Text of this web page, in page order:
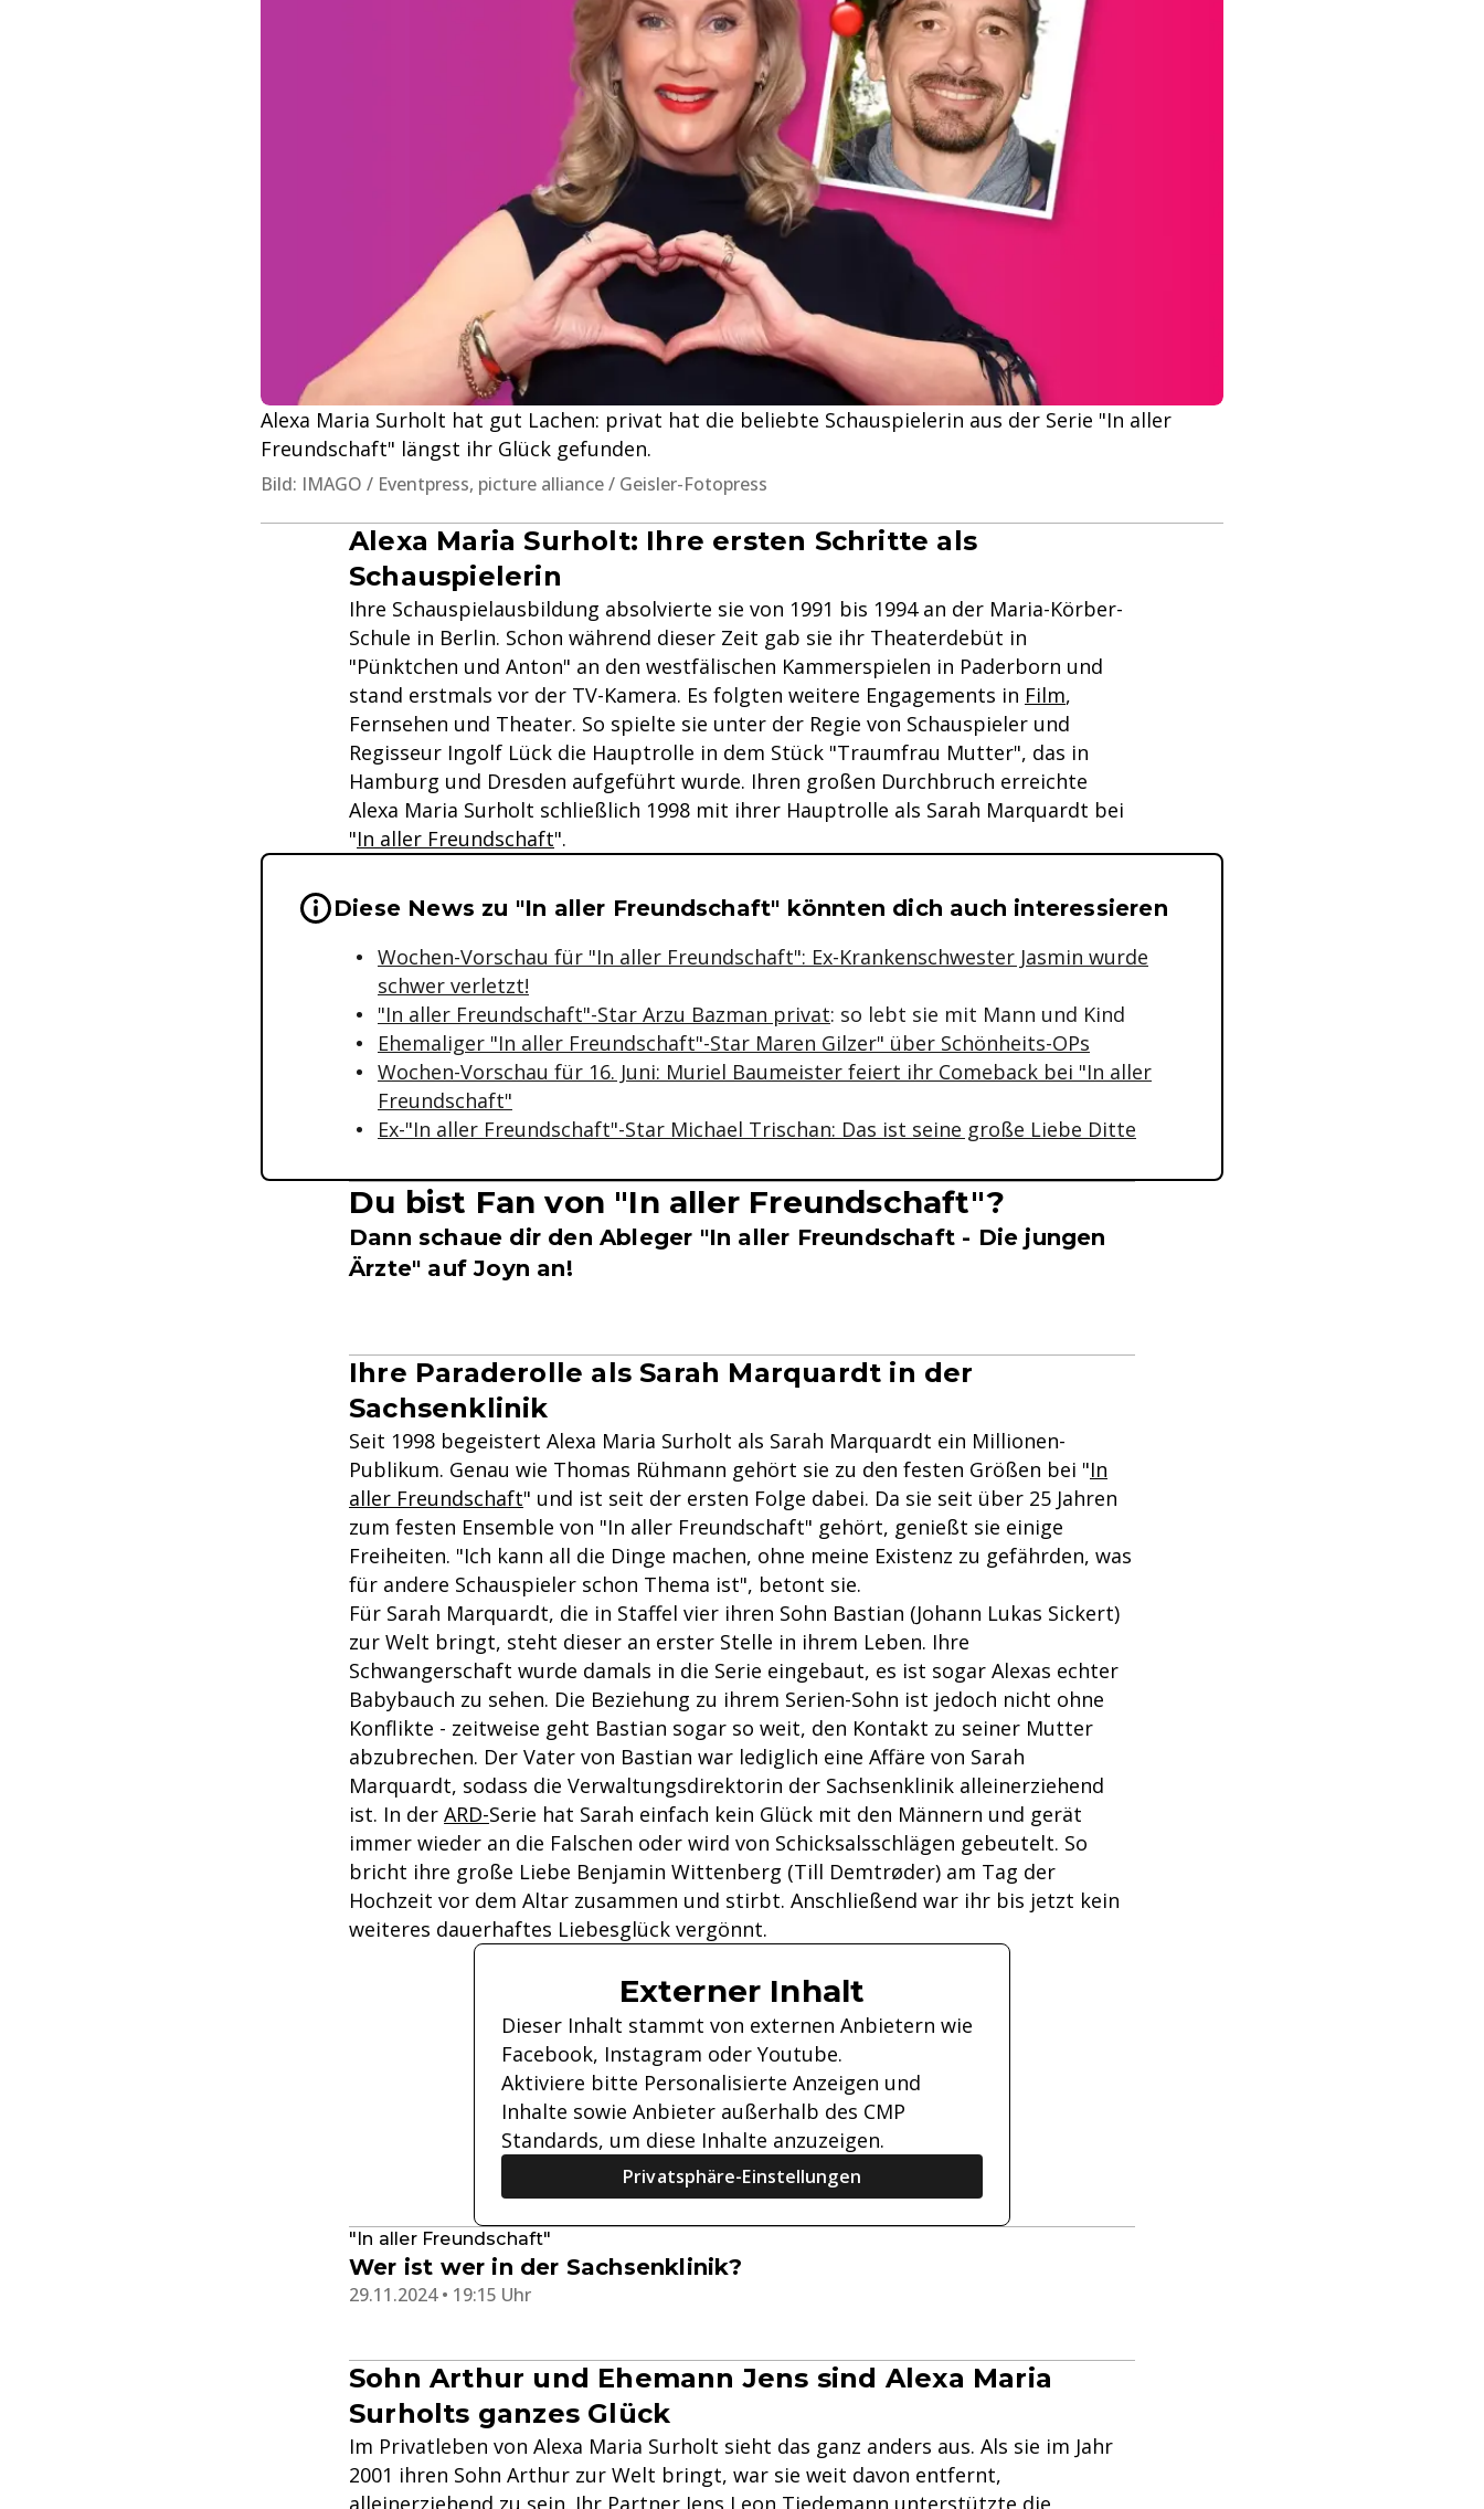
Alexa Maria Surholt hat gut Lachen: privat hat die beliebte Schauspielerin aus der Serie "In aller
Freundschaft" längst ihr Glück gefunden.
Bild: IMAGO / Eventpress, picture alliance / Geisler-Fotopress
Alexa Maria Surholt: Ihre ersten Schritte als
Schauspielerin
Ihre Schauspielausbildung absolvierte sie von 1991 bis 1994 an der Maria-Körber-
Schule in Berlin. Schon während dieser Zeit gab sie ihr Theaterdebüt in
"Pünktchen und Anton" an den westfälischen Kammerspielen in Paderborn und
stand erstmals vor der TV-Kamera. Es folgten weitere Engagements in Film,
Fernsehen und Theater. So spielte sie unter der Regie von Schauspieler und
Regisseur Ingolf Lück die Hauptrolle in dem Stück "Traumfrau Mutter", das in
Hamburg und Dresden aufgeführt wurde. Ihren großen Durchbruch erreichte
Alexa Maria Surholt schließlich 1998 mit ihrer Hauptrolle als Sarah Marquardt bei
"In aller Freundschaft".
Wichtige Hinweise & Informationen zum Inhalt
Diese News zu "In aller Freundschaft" könnten dich auch interessieren
Wochen-Vorschau für "In aller Freundschaft": Ex-Krankenschwester Jasmin wurde
schwer verletzt!
"In aller Freundschaft"-Star Arzu Bazman privat: so lebt sie mit Mann und Kind
Ehemaliger "In aller Freundschaft"-Star Maren Gilzer" über Schönheits-OPs
Wochen-Vorschau für 16. Juni: Muriel Baumeister feiert ihr Comeback bei "In aller
Freundschaft"
Ex-"In aller Freundschaft"-Star Michael Trischan: Das ist seine große Liebe Ditte
Du bist Fan von "In aller Freundschaft"?
Dann schaue dir den Ableger "In aller Freundschaft - Die jungen
Ärzte" auf Joyn an!
Ihre Paraderolle als Sarah Marquardt in der
Sachsenklinik
Seit 1998 begeistert Alexa Maria Surholt als Sarah Marquardt ein Millionen-
Publikum. Genau wie Thomas Rühmann gehört sie zu den festen Größen bei "In
aller Freundschaft" und ist seit der ersten Folge dabei. Da sie seit über 25 Jahren
zum festen Ensemble von "In aller Freundschaft" gehört, genießt sie einige
Freiheiten. "Ich kann all die Dinge machen, ohne meine Existenz zu gefährden, was
für andere Schauspieler schon Thema ist", betont sie.
Für Sarah Marquardt, die in Staffel vier ihren Sohn Bastian (Johann Lukas Sickert)
zur Welt bringt, steht dieser an erster Stelle in ihrem Leben. Ihre
Schwangerschaft wurde damals in die Serie eingebaut, es ist sogar Alexas echter
Babybauch zu sehen. Die Beziehung zu ihrem Serien-Sohn ist jedoch nicht ohne
Konflikte - zeitweise geht Bastian sogar so weit, den Kontakt zu seiner Mutter
abzubrechen. Der Vater von Bastian war lediglich eine Affäre von Sarah
Marquardt, sodass die Verwaltungsdirektorin der Sachsenklinik alleinerziehend
ist. In der ARD-Serie hat Sarah einfach kein Glück mit den Männern und gerät
immer wieder an die Falschen oder wird von Schicksalsschlägen gebeutelt. So
bricht ihre große Liebe Benjamin Wittenberg (Till Demtrøder) am Tag der
Hochzeit vor dem Altar zusammen und stirbt. Anschließend war ihr bis jetzt kein
weiteres dauerhaftes Liebesglück vergönnt.
Externer Inhalt
Dieser Inhalt stammt von externen Anbietern wie
Facebook, Instagram oder Youtube.
Aktiviere bitte Personalisierte Anzeigen und
Inhalte sowie Anbieter außerhalb des CMP
Standards, um diese Inhalte anzuzeigen.
Privatsphäre-Einstellungen
"In aller Freundschaft"
Wer ist wer in der Sachsenklinik?
29.11.2024 • 19:15 Uhr
Sohn Arthur und Ehemann Jens sind Alexa Maria
Surholts ganzes Glück
Im Privatleben von Alexa Maria Surholt sieht das ganz anders aus. Als sie im Jahr
2001 ihren Sohn Arthur zur Welt bringt, war sie weit davon entfernt,
alleinerziehend zu sein. Ihr Partner Jens Leon Tiedemann unterstützte die